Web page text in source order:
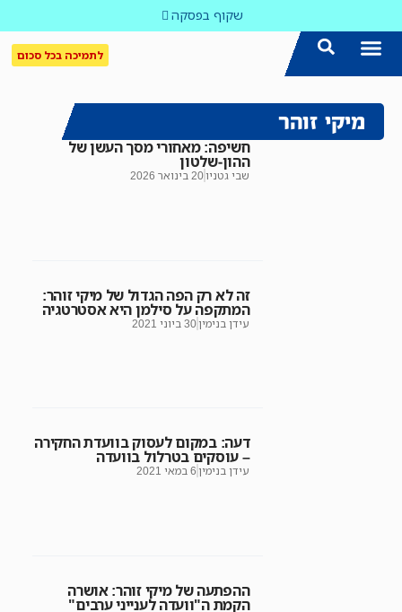
שקוף בפסקה
לתמיכה בכל סכום
מיקי זוהר
חשיפה: מאחורי מסך העשן של
ההון-שלטון
שבי גטניו20 בינואר 2026
זה לא רק הפה הגדול של מיקי זוהר:
המתקפה על סילמן היא אסטרטגיה
עידן בנימין30 ביוני 2021
דעה: במקום לעסוק בוועדת החקירה
– עוסקים בטרלול בוועדה
עידן בנימין 6 במאי 2021
ההפתעה של מיקי זוהר: אושרה
הקמת ה"וועדה לענייני ערבים"